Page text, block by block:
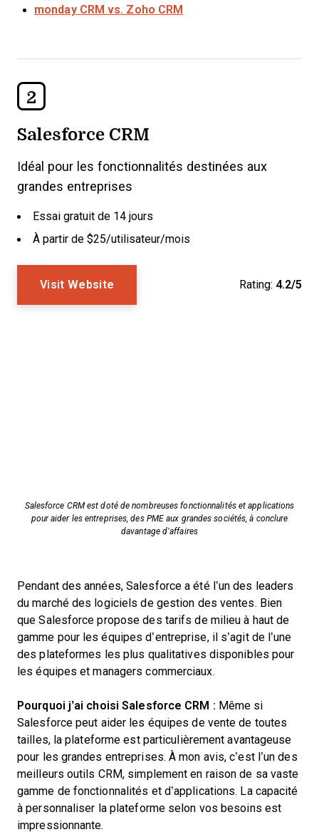
monday CRM vs. Zoho CRM
2
Salesforce CRM
Idéal pour les fonctionnalités destinées aux
grandes entreprises
Essai gratuit de 14 jours
À partir de $25/utilisateur/mois
Visit Website Rating: 4.2/5
Salesforce CRM est doté de nombreuses fonctionnalités et applications
pour aider les entreprises, des PME aux grandes sociétés, à conclure
davantage d’affaires
Pendant des années, Salesforce a été l’un des leaders
du marché des logiciels de gestion des ventes. Bien
que Salesforce propose des tarifs de milieu à haut de
gamme pour les équipes d’entreprise, il s’agit de l’une
des plateformes les plus qualitatives disponibles pour
les équipes et managers commerciaux.
Pourquoi j’ai choisi Salesforce CRM : Même si
Salesforce peut aider les équipes de vente de toutes
tailles, la plateforme est particulièrement avantageuse
pour les grandes entreprises. À mon avis, c’est l’un des
meilleurs outils CRM, simplement en raison de sa vaste
gamme de fonctionnalités et d’applications. La capacité
à personnaliser la plateforme selon vos besoins est
impressionnante.